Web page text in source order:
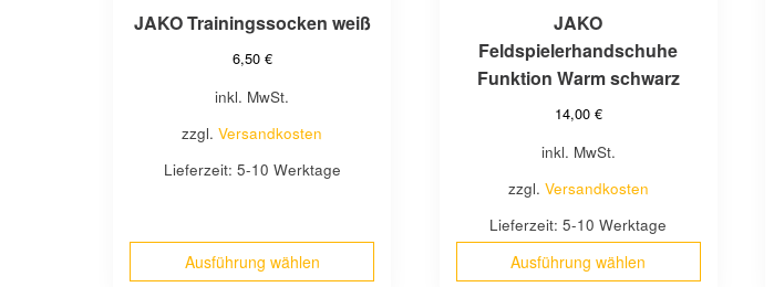
JAKO Trainingssocken weiß
6,50 €
inkl. MwSt.
zzgl.Versandkosten
Lieferzeit: 5-10 Werktage
Ausführung wählen
Produktseite
JAKO
Feldspielerhandschuhe
Funktion Warm schwarz
14,00 €
inkl. MwSt.
zzgl. Versandkosten
Lieferzeit:5-10 Werktage
Ausführung wählen
gewählt